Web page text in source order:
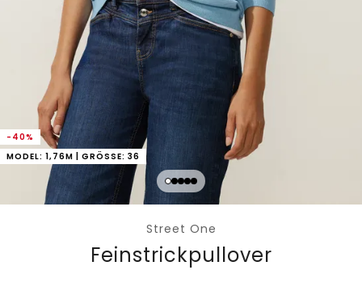
-40%
MODEL: 1,76M | GRÖSSE: 36
Street One
Feinstrickpullover